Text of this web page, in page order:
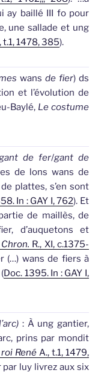
ay baillé III fo pour
une sallade et ung
t.1, 1478, 385).
wans de fier) ds
et l’évolution de
Baylé, Le costume
de fer/gant de
de lons wans de
de plattes, s’en sont
In : GAY I, 762). Et
de maillès, de
d’auquetons et
Chron. R., XI, c.1375-
(…) wans de fiers à
Doc. 1395. In : GAY I,
: À ung gantier,
prins par mondit
René A., t.1, 1479,
luy livrez aux six